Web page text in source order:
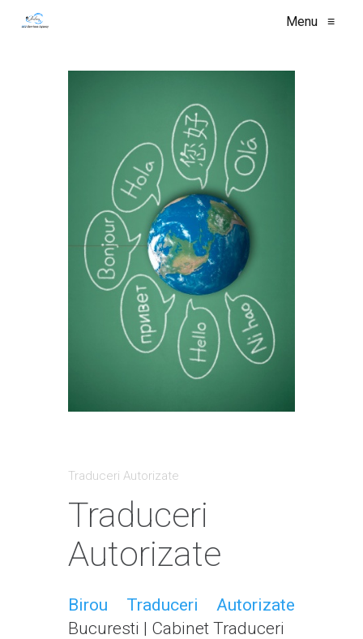
Menu ≡
Traduceri Autorizate
Traduceri
Autorizate
Birou Traduceri Autorizate
Bucuresti | Cabinet Traduceri